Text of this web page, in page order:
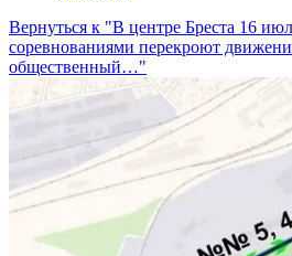
Вернуться к "В центре Бреста 16
соревнованиями перекроют
общественный…"